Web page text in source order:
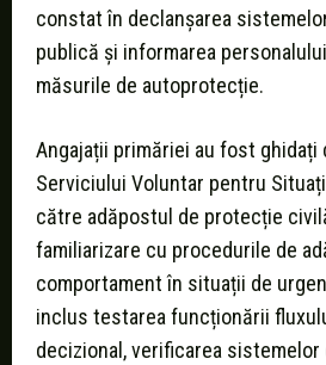
constat în declanșarea
publică și informarea
măsurile de autoprotecție.
Angajații primăriei au fost ghidați
Serviciului Voluntar pentru
către adăpostul de protecție
familiarizare cu procedurile de
comportament în situații de
inclus testarea funcționării
decizional, verificarea sistemelor